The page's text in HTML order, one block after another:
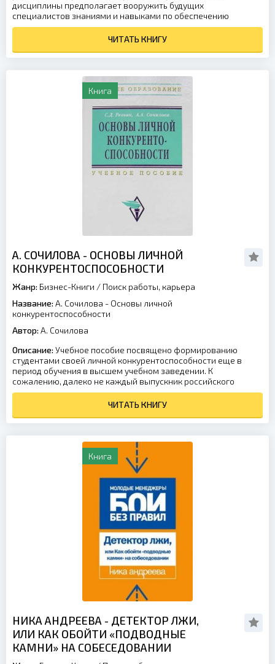
дисциплины предполагает вооружить будущих
специалистов знаниями и навыками по обеспечению
ЧИТАТЬ КНИГУ
Книга
А. СОЧИЛОВА - ОСНОВЫ ЛИЧНОЙ
КОНКУРЕНТОСПОСОБНОСТИ
Жанр: Бизнес-Книги / Поиск работы, карьера
Название: А. Сочилова - Основы личной
конкурентоспособности
Автор: А. Сочилова
Описание: Учебное пособие посвящено формированию
студентами своей личной конкурентоспособности еще в
период обучения в высшем учебном заведении. К
сожалению, далеко не каждый выпускник российского
ЧИТАТЬ КНИГУ
Книга
НИКА АНДРЕЕВА - ДЕТЕКТОР ЛЖИ,
ИЛИ КАК ОБОЙТИ «ПОДВОДНЫЕ
КАМНИ» НА СОБЕСЕДОВАНИИ